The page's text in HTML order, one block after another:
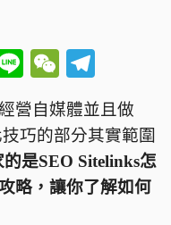
Li
n
e
W
e
C
h
a
t
el
e
g
ra
m
營自媒體並且做
巧的部分其實範圍
是SEO Sitelinks怎
略，讓你了解如何